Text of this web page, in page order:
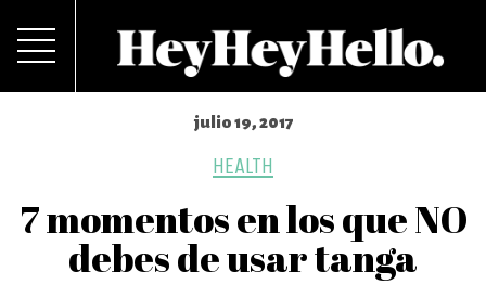
julio 19, 2017
HEALTH
7 momentos en los que NO
debes de usar tanga